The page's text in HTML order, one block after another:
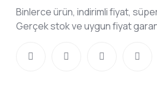
Binlerce ürün, indirimli fiyat,
Gerçek stok ve uygun fiyat